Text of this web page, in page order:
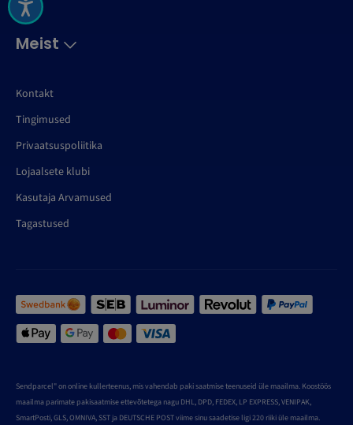
Meist
Kontakt
Tingimused
Privaatsuspoliitika
Lojaalsete klubi
Kasutaja Arvamused
Tagastused
Sendparcel" on online kullerteenus, mis vahendab paki saatmise teenuseid üle maailma. Koostöös
maailma parimate pakisaatmise ettevõtetega nagu DHL, DPD, FEDEX, LP EXPRESS, VENIPAK,
SmartPosti, GLS, OMNIVA, SST ja DEUTSCHE POST viime sinu saadetise ligi 220 riiki üle maailma.